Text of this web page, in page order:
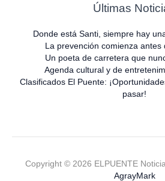
Últimas
Donde está Santi, siempre hay
La prevención comienza antes
Un poeta de carretera que
Agenda cultural y de
Clasificados El Puente:
pasar!
Copyright © 2026 ELPUENTE
AgrayMark